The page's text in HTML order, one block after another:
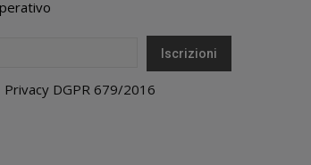
Privacy DGPR 679/2016